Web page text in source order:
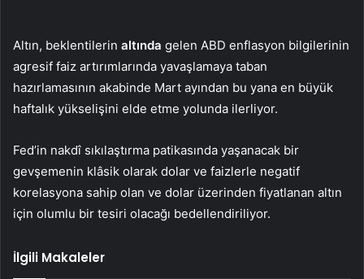
Altın, beklentilerin altında gelen ABD enflasyon bilgilerinin
agresif faiz artırımlarında yavaşlamaya taban
hazırlamasının akabinde Mart ayından bu yana en büyük
haftalık yükselişini elde etme yolunda ilerliyor.
Fed’in nakdî sıkılaştırma patikasında yaşanacak bir
gevşemenin klâsik olarak dolar ve faizlerle negatif
korelasyona sahip olan ve dolar üzerinden fiyatlanan altın
için olumlu bir tesiri olacağı bedellendiriliyor.
İlgili Makaleler